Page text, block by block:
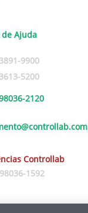
Ajuda
9900
5200
2120
Controllab
1592